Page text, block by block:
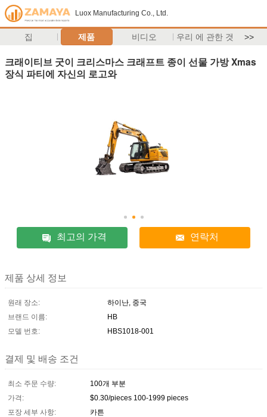
Luox Manufacturing Co., Ltd.
집 제품 비디오 우리 에 관한 것 >>
크래이티브 굿이 크리스마스 크래프트 종이 선물 가방 Xmas
장식 파티에 자신의 로고와
최고의 가격 연락처
제품 상세 정보
원래 장소:
하이난, 중국
브랜드 이름:
HB
모델 번호:
HBS1018-001
결제 및 배송 조건
최소 주문 수량:
100개 부분
가격:
$0.30/pieces 100-1999 pieces
포장 세부 사항:
카튼